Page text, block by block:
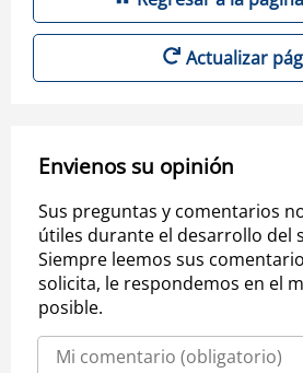
Actualizar
Envienos su opinión
Sus preguntas y comentarios
útiles durante el desarrollo del
Siempre leemos sus
solicita, le respondemos en el
posible.